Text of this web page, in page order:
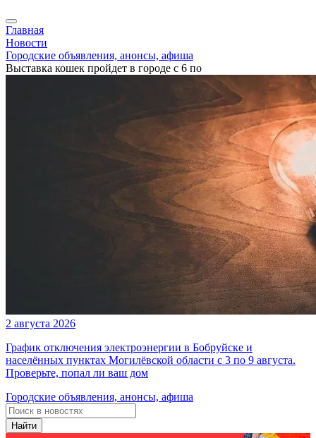
Главная
Новости
Городские объявления, анонсы, афиша
Выставка кошек пройдет в городе с 6 по
2 августа 2026
График отключения электроэнергии в Бобруйске и
населённых пунктах Могилёвской области с 3 по 9 августа.
Проверьте, попал ли ваш дом
Городские объявления, анонсы, афиша
Найти